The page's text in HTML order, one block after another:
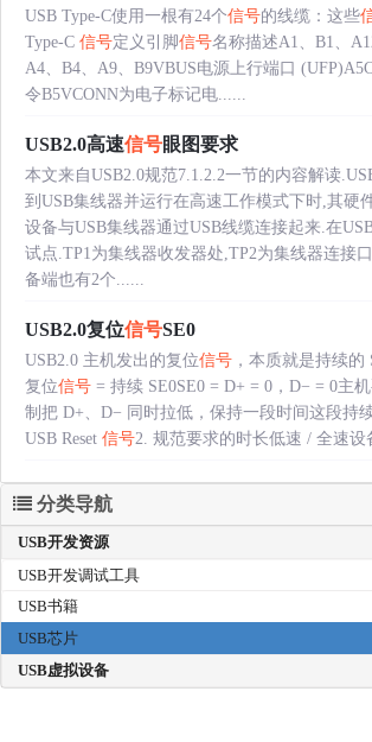
USB Type-C使用一根有24个信号的线缆：这些
Type-C 信号定义引脚信号名称描述A1、B1、
A4、B4、A9、B9VBUS电源上行端口
令B5VCONN为电子标记电......
USB2.0高速信号眼图要求
本文来自USB2.0规范7.1.2.2一节的内容解读
到USB集线器并运行在高速工作模式下时,其硬
设备与USB集线器通过USB线缆连接起来.在
试点.TP1为集线器收发器处,TP2为集线器连接
备端也有2个......
USB2.0复位信号SE0
USB2.0 主机发出的复位信号 ，本质就是持续的
复位信号 = 持续 SE0SE0 = D+ = 0，D− = 0主
制把 D+、D− 同时拉低，保持一段时间这段持
USB Reset 信号2. 规范要求的时长低速 / 全速设
分类导航
USB开发资源
USB开发调试工具
USB书籍
USB芯片
USB虚拟设备